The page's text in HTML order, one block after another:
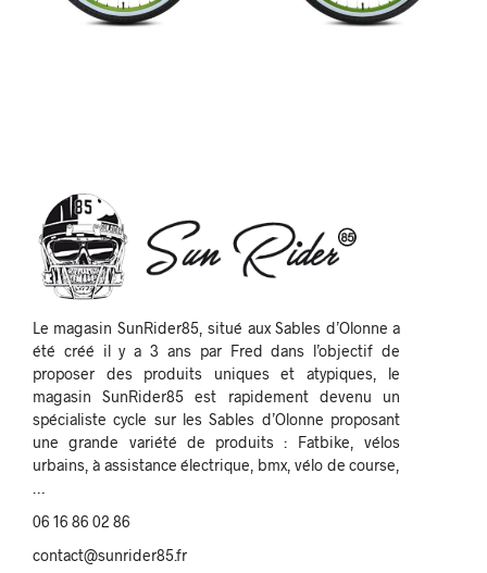
Le magasin SunRider85, situé aux Sables d’Olonne a
été créé il y a 3 ans par Fred dans l’objectif de
proposer des produits uniques et atypiques, le
magasin SunRider85 est rapidement devenu un
spécialiste cycle sur les Sables d’Olonne proposant
une grande variété de produits : Fatbike, vélos
urbains, à assistance électrique, bmx, vélo de course,
06 16 86 02 86
contact@sunrider85.fr